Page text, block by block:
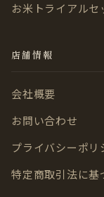
お米トライアルセ
店舗情報
会社概要
お問い合わせ
プライバシーポリ
特定商取引法に基